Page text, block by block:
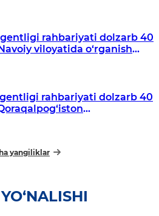
rahbariyati dolzarb 40
viloyatida o‘rganish
rahbariyati dolzarb 40
yangiliklar